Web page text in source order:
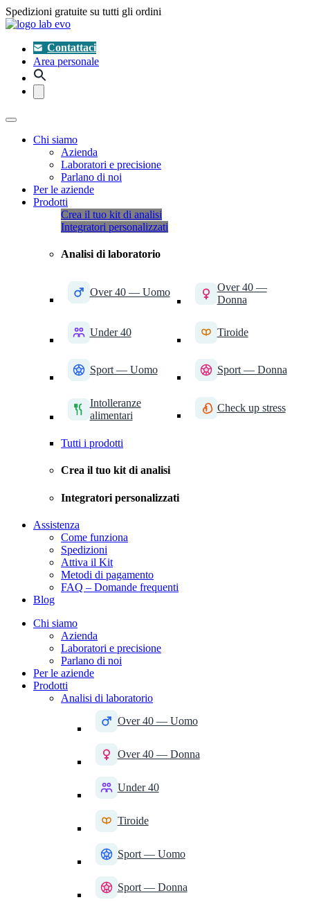
Spedizioni gratuite su tutti gli ordini
Contattaci
Area personale
Chi siamo
Azienda
Laboratori e precisione
Parlano di noi
Per le aziende
Prodotti
Crea il tuo kit di analisi
Integratori personalizzati
Analisi di laboratorio
Over 40 — Uomo
Over 40 —
Donna
Under 40 Tiroide
Sport — Uomo Sport — Donna
Intolleranze
alimentari
Check up stress
Tutti i prodotti
Crea il tuo kit di analisi
Integratori personalizzati
Assistenza
Come funziona
Spedizioni
Attiva il Kit
Metodi di pagamento
FAQ – Domande frequenti
Blog
Chi siamo
Azienda
Laboratori e precisione
Parlano di noi
Per le aziende
Prodotti
Analisi di laboratorio
Over 40 — Uomo
Over 40 — Donna
Under 40
Tiroide
Sport — Uomo
Sport — Donna